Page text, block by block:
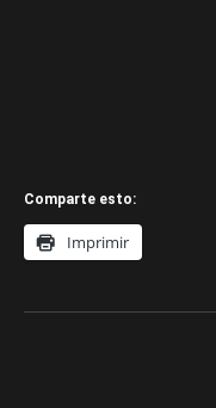
Comparte esto:
Imprimir